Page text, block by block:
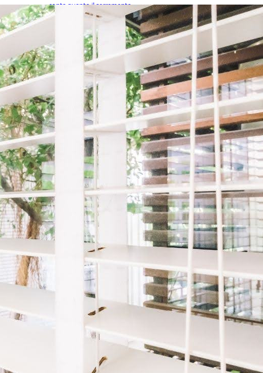
conta quanto il serramento
Porta blindata per appartamento o villetta? Le differenze
da valutare prima di comprare